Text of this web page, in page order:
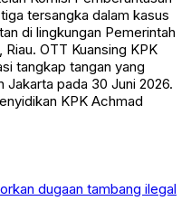
tersangka dalam kasus
di lingkungan Pemerintah
OTT Kuansing KPK
tangkap tangan yang
Jakarta pada 30 Juni 2026.
KPK Achmad